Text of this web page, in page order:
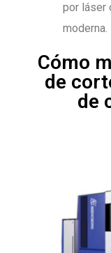
por láser
moderna.
Cómo
de
de